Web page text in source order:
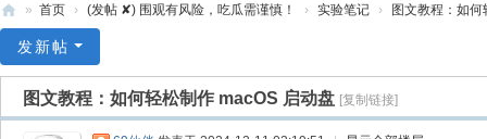
爱
» 首页 › (发帖 ✘) 围观有风险，吃瓜需谨慎！ › 实验笔记 › 图文教程：如
发新帖
图文教程：如何轻松制作 macOS 启动盘 [复制链接]